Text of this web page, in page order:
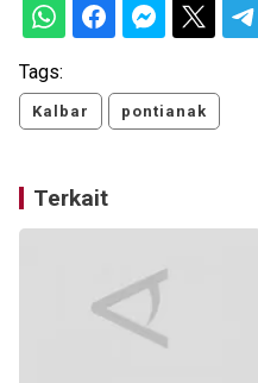
Tags:
Kalbar pontianak
Terkait